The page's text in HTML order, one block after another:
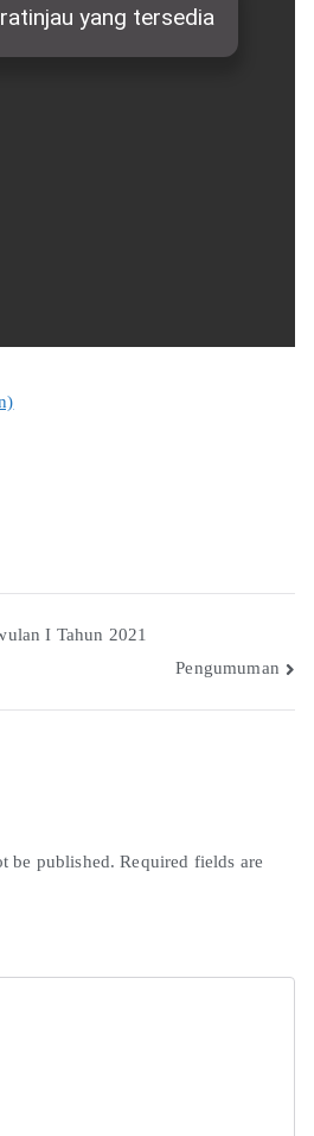
I Tahun 2021
Pengumuman
be published. Required fields are